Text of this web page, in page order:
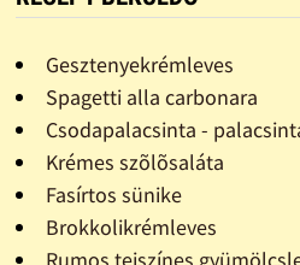
Gesztenyekrémleves
Spagetti alla carbonara
Csodapalacsinta -
Krémes szõlõsaláta
Fasírtos sünike
Brokkolikrémleves